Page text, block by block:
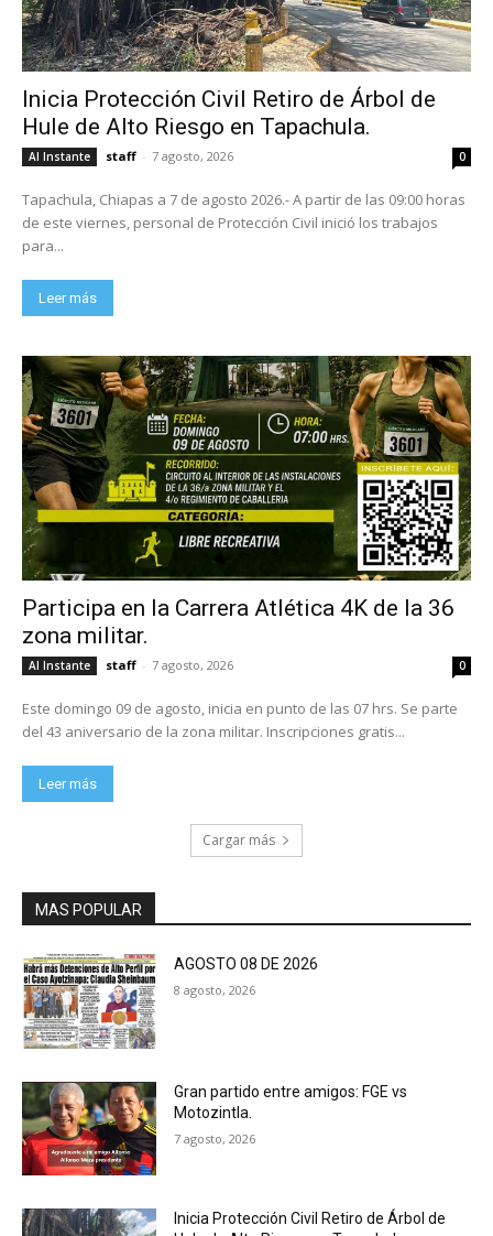
Inicia Protección Civil Retiro de Árbol de
Hule de Alto Riesgo en Tapachula.
Al Instante staff - 7 agosto, 2026 0
Tapachula, Chiapas a 7 de agosto 2026.- A partir de las 09:00 horas
de este viernes, personal de Protección Civil inició los trabajos
para...
Leer más
Participa en la Carrera Atlética 4K de la 36
zona militar.
Al Instante staff - 7 agosto, 2026 0
Este domingo 09 de agosto, inicia en punto de las 07 hrs. Se parte
del 43 aniversario de la zona militar. Inscripciones gratis...
Leer más
Cargar más
MAS POPULAR
AGOSTO 08 DE 2026
8 agosto, 2026
Gran partido entre amigos: FGE vs
Motozintla.
7 agosto, 2026
Inicia Protección Civil Retiro de Árbol de